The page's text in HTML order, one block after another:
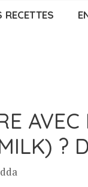
RECETTES
?